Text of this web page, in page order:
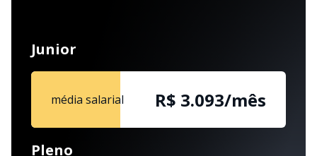
Junior
média salarial R$ 3.093/mês
Pleno